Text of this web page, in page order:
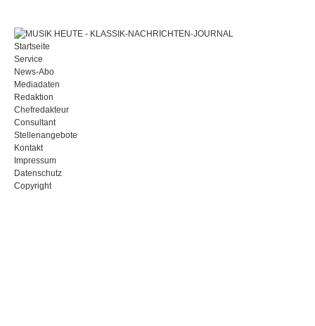
Startseite
Service
News-Abo
Mediadaten
Redaktion
Chefredakteur
Consultant
Stellenangebote
Kontakt
Impressum
Datenschutz
Copyright